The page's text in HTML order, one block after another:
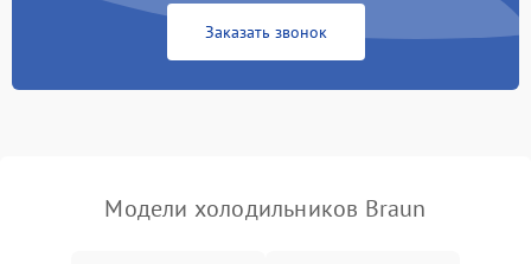
Сбой в работе инвертора
работе
2000 ₽ Подробнее →
Заказать звонок
Модели холодильников Braun